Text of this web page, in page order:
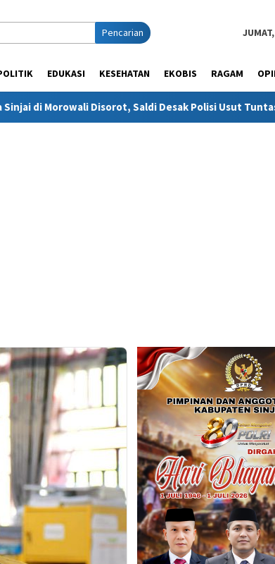
Pencarian
EDUKASI KESEHATAN EKOBIS RAGAM
Disorot, Saldi Desak Polisi Usut Tuntas Warga